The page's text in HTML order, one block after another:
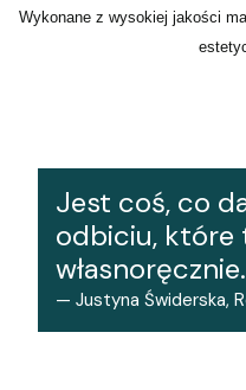
Wykonane z wysokiej jakości
Jest coś, co
odbiciu, które
własnoręcznie.
— Justyna Świderska,